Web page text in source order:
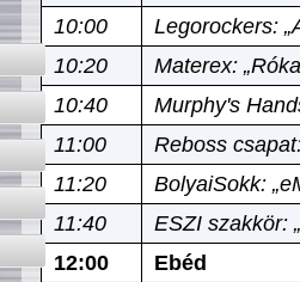
10:00
Legorockers:
10:20
Materex:
10:40
Murphy's
11:00
Reboss
11:20
BolyaiSokk:
11:40
ESZI szakkör:
12:00
Ebéd